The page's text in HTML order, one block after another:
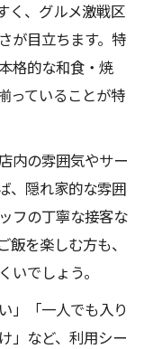
く、グルメ激戦区
が目立ちます。特
格的な和食・焼
っていることが特
内の雰囲気やサー
、隠れ家的な雰囲
フの丁寧な接客な
を楽しむ方も、
いでしょう。
」「一人でも入り
」など、利用シー